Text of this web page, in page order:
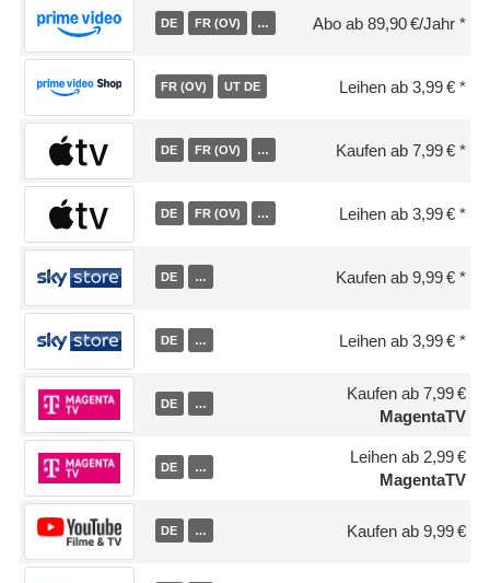
DE FR (OV) … Abo ab 89,90 €/Jahr
FR (OV) UT DE Leihen ab 3,99 €
DE FR (OV) … Kaufen ab 7,99 €
DE FR (OV) … Leihen ab 3,99 €
DE … Kaufen ab 9,99 €
DE … Leihen ab 3,99 €
DE …
Kaufen ab 7,99 €
MagentaTV
DE …
Leihen ab 2,99 €
MagentaTV
DE … Kaufen ab 9,99 €